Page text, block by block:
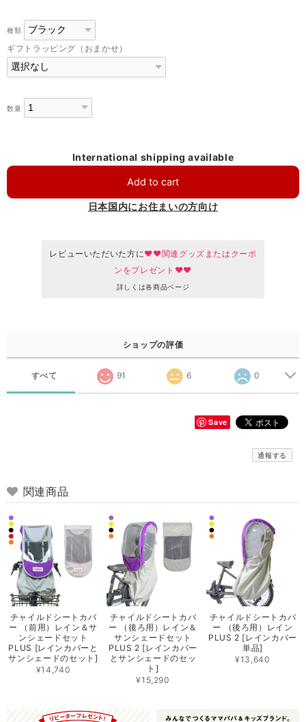
種類
ギフトラッピング（おまかせ）
数量
International shipping available
Add to cart
日本国内にお住まいの方向け
レビューいただいた方に♥♥関連グッズまたはクーポ
ンをプレゼント♥♥
詳しくは各商品ページ
ショップの評価
すべて 91 6 0
Save
通報する
関連商品
チャイルドシートカバ
ー （前用）レイン＆サ
ンシェードセット
PLUS [レインカバーと
サンシェードのセット]
¥14,740
チャイルドシートカバ
ー （後ろ用）レイン＆
サンシェードセット
PLUS 2 [レインカバー
とサンシェードのセッ
ト]
¥15,290
チャイルドシートカバ
ー （後ろ用）レイン
PLUS 2 [レインカバー
単品]
¥13,640